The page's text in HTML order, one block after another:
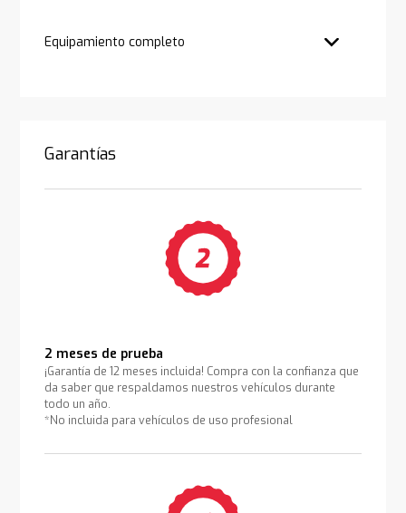
Equipamiento completo
Garantías
2 meses de prueba
¡Garantía de 12 meses incluida! Compra con la confianza que
da saber que respaldamos nuestros vehículos durante
todo un año.
*No incluida para vehículos de uso profesional